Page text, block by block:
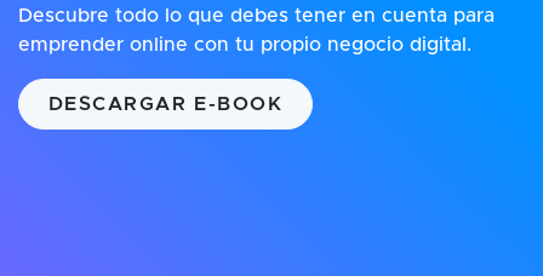
Descubre todo lo que debes tener en cuenta para
emprender online con tu propio negocio digital.
DESCARGAR E-BOOK